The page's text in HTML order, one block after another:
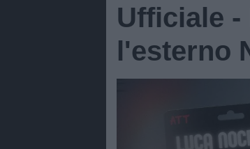
Ufficiale -
l'esterno